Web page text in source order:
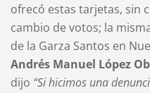
ofrecó estas tarjetas, sin
cambio de votos; la
de la Garza Santos en
Andrés Manuel López
dijo “Si hicimos una